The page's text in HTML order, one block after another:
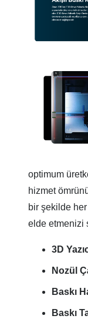
optimum
hizmet
bir şekilde her
elde etmenizi
3D
Nozül
Baskı
Baskı